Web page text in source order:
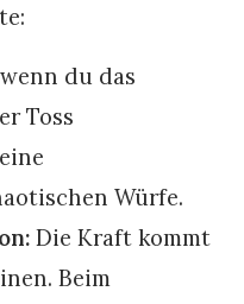
du das
Toss
Würfe.
Die Kraft kommt
Beim